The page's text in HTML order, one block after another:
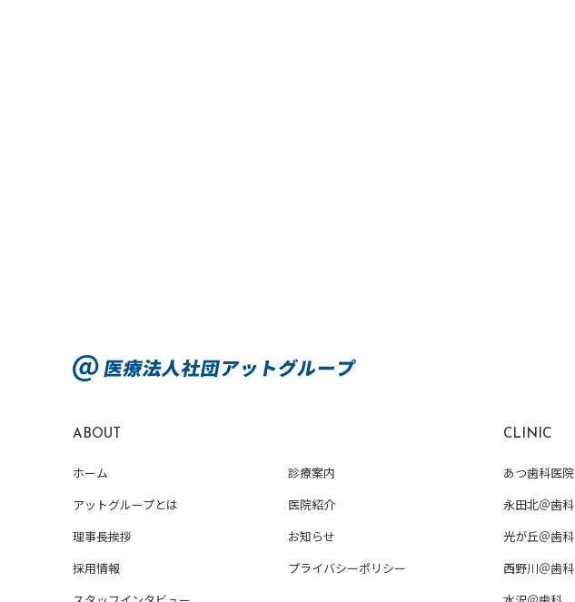
ABOUT
ホーム
アットグループとは
理事長挨拶
採用情報
診療案内
医院紹介
お知らせ
プライバシーポリシー
CLINIC
あつ歯科医院
永田北＠歯科
光が丘＠歯科
西野川＠歯科